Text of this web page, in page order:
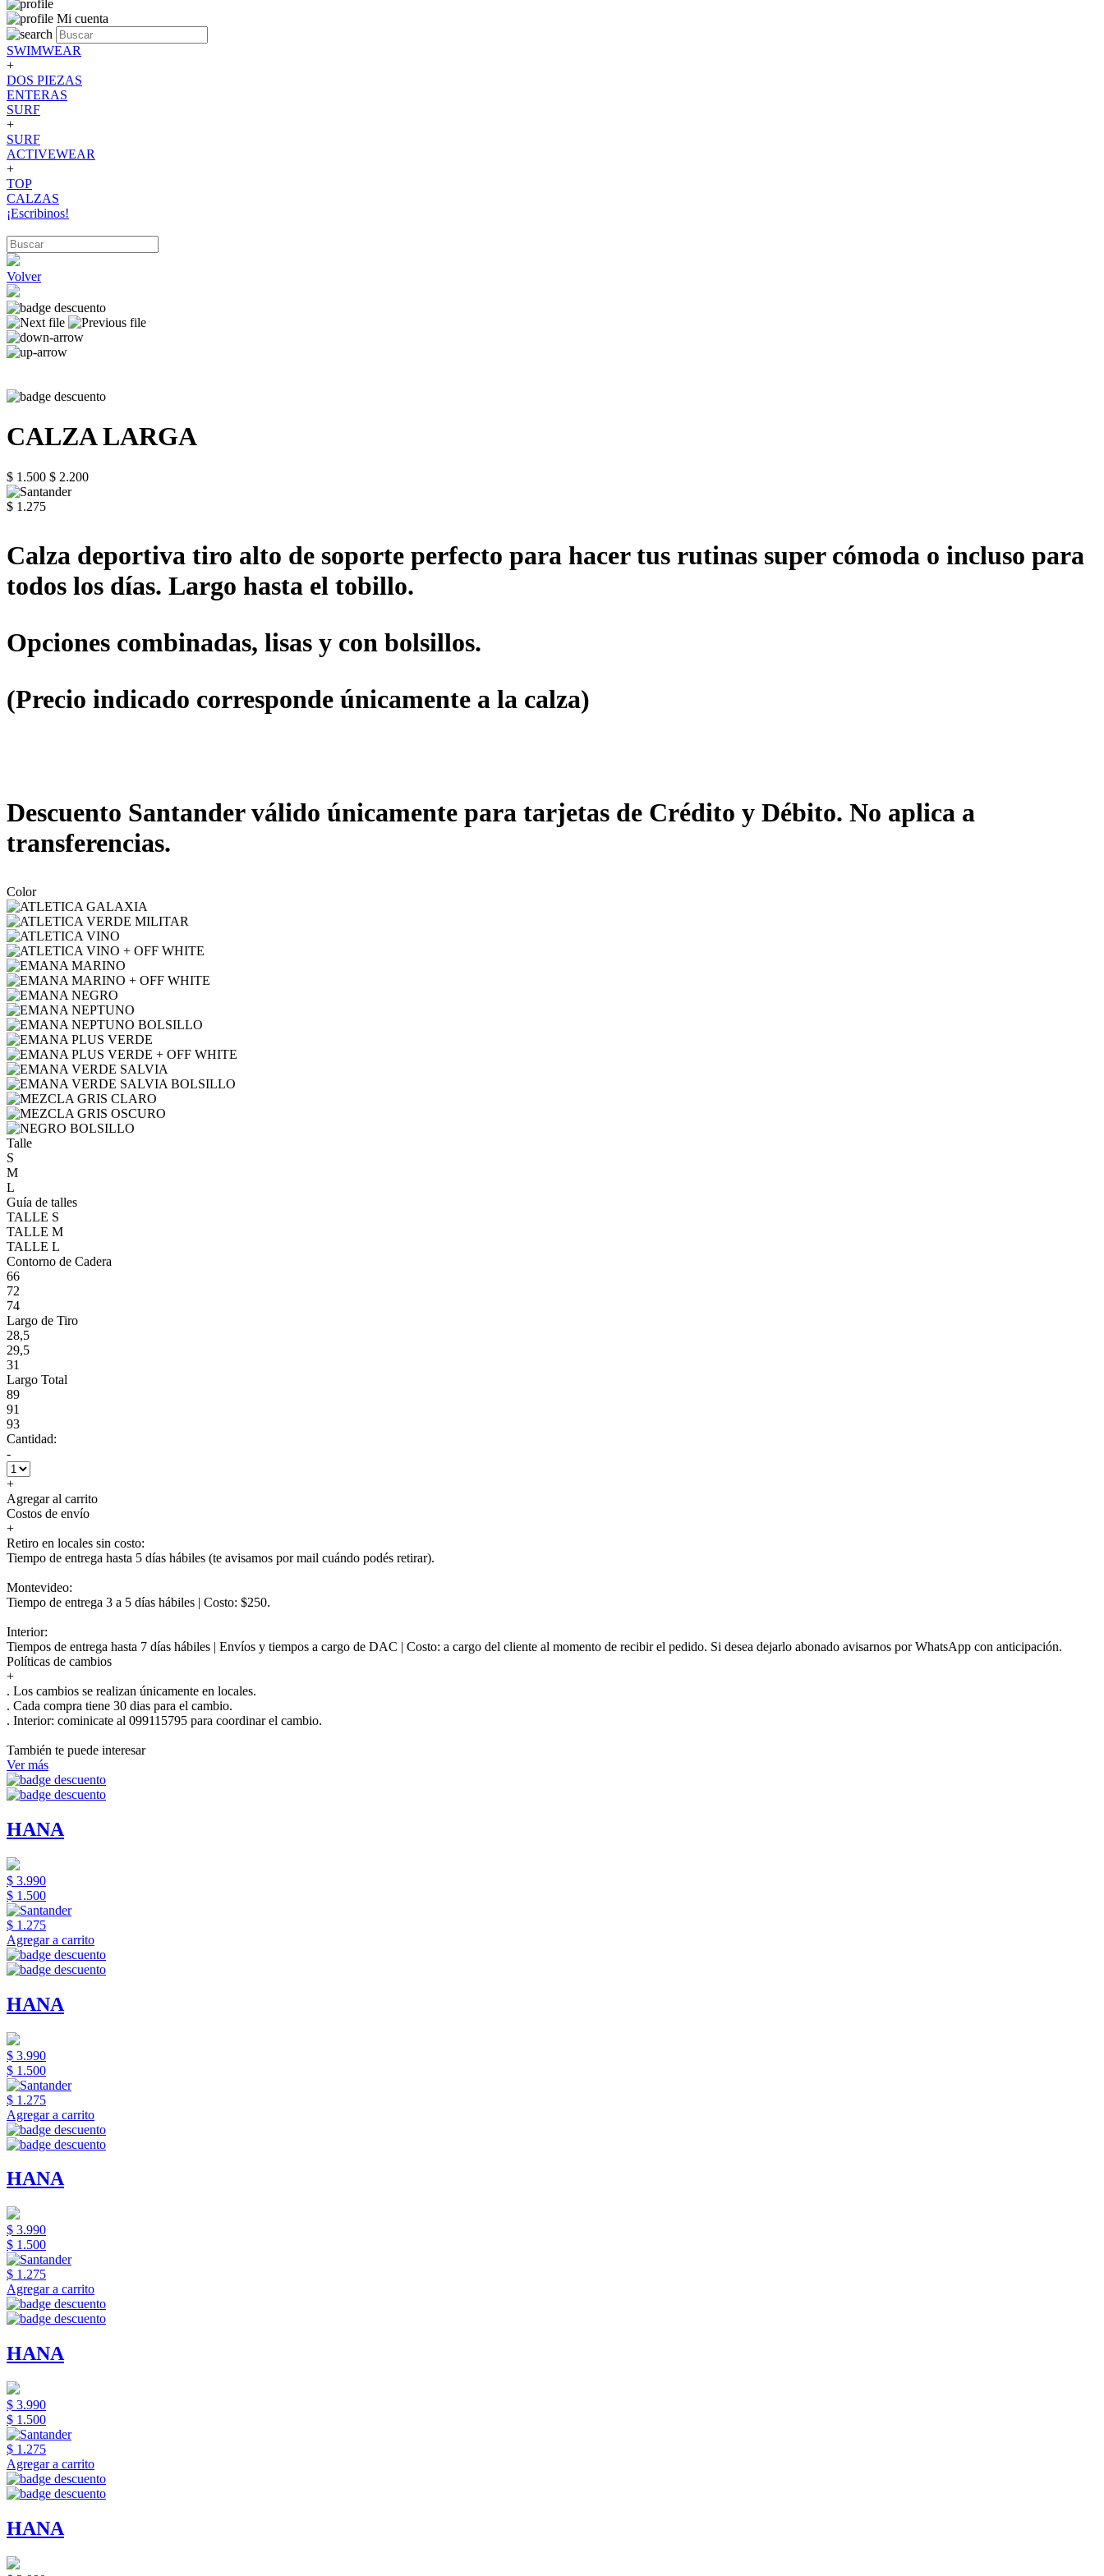
Mi cuenta
SWIMWEAR
+
DOS PIEZAS
ENTERAS
SURF
+
SURF
ACTIVEWEAR
+
TOP
CALZAS
¡Escribinos!
Volver
CALZA LARGA
$ 1.500 $ 2.200
$ 1.275
Calza deportiva tiro alto de soporte perfecto para hacer tus rutinas super cómoda o incluso para
todos los días. Largo hasta el tobillo.
Opciones combinadas, lisas y con bolsillos.
(Precio indicado corresponde únicamente a la calza)
Descuento Santander válido únicamente para tarjetas de Crédito y Débito. No aplica a
transferencias.
Color
Talle
S
M
L
Guía de talles
TALLE S
TALLE M
TALLE L
Contorno de Cadera
66
72
74
Largo de Tiro
28,5
29,5
31
Largo Total
89
91
93
Cantidad:
-
+
Agregar al carrito
Costos de envío
+
Retiro en locales sin costo:
Tiempo de entrega hasta 5 días hábiles (te avisamos por mail cuándo podés retirar).
Montevideo:
Tiempo de entrega 3 a 5 días hábiles | Costo: $250.
Interior:
Tiempos de entrega hasta 7 días hábiles | Envíos y tiempos a cargo de DAC | Costo: a cargo del cliente al momento de recibir el pedido. Si desea dejarlo abonado avisarnos por WhatsApp con anticipación.
Políticas de cambios
+
. Los cambios se realizan únicamente en locales.
. Cada compra tiene 30 dias para el cambio.
. Interior: cominicate al 099115795 para coordinar el cambio.
También te puede interesar
Ver más
HANA
$ 3.990
$ 1.500
$ 1.275
Agregar a carrito
HANA
$ 3.990
$ 1.500
$ 1.275
Agregar a carrito
HANA
$ 3.990
$ 1.500
$ 1.275
Agregar a carrito
HANA
$ 3.990
$ 1.500
$ 1.275
Agregar a carrito
HANA